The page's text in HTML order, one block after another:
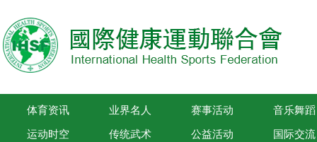
体育资讯 业界名人 赛事活动 音乐舞蹈
运动时空 传统武术 公益活动 国际交流